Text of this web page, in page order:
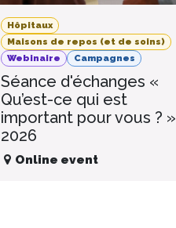
Hôpitaux
Maisons de repos (et de soins)
Webinaire
Campagnes
Séance d'échanges «
Qu’est-ce qui est
important pour vous ? »
2026
Online event